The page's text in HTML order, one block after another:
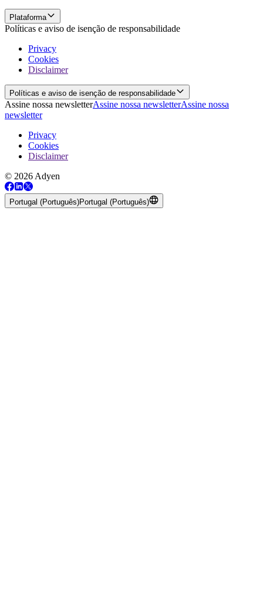
Plataforma
Políticas e aviso de isenção de responsabilidade
Privacy
Cookies
Disclaimer
Políticas e aviso de isenção de responsabilidade
Assine nossa newsletterAssine nossa newsletterAssine nossa
newsletter
Privacy
Cookies
Disclaimer
© 2026 Adyen
Portugal (Português)Portugal (Português)